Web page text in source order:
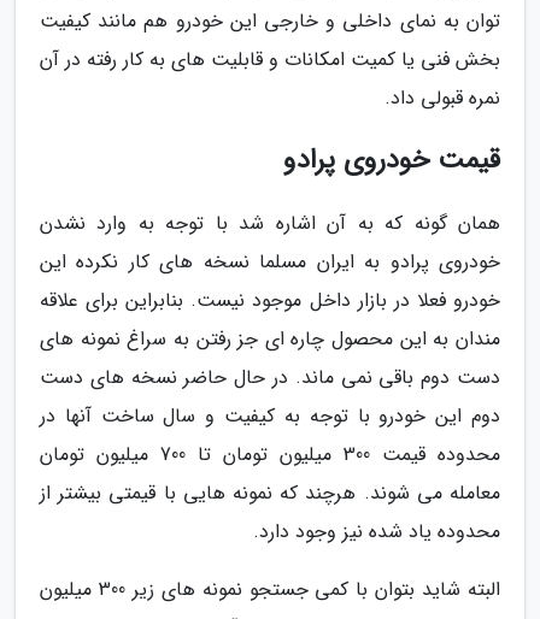
توان به نمای داخلی و خارجی این خودرو هم مانند کیفیت
بخش فنی یا کمیت امکانات و قابلیت های به کار رفته در آن
نمره قبولی داد.
قیمت خودروی پرادو
همان گونه که به آن اشاره شد با توجه به وارد نشدن
خودروی پرادو به ایران مسلما نسخه های کار نکرده این
خودرو فعلا در بازار داخل موجود نیست. بنابراین برای علاقه
مندان به این محصول چاره ای جز رفتن به سراغ نمونه های
دست دوم باقی نمی ماند. در حال حاضر نسخه های دست
دوم این خودرو با توجه به کیفیت و سال ساخت آنها در
محدوده قیمت 300 میلیون تومان تا 700 میلیون تومان
معامله می شوند. هرچند که نمونه هایی با قیمتی بیشتر از
محدوده یاد شده نیز وجود دارد.
البته شاید بتوان با کمی جستجو نمونه های زیر 300 میلیون